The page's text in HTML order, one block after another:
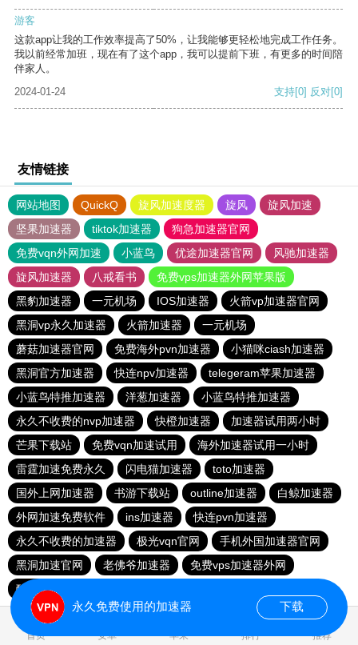
游客
这款app让我的工作效率提高了50%，让我能够更轻松地完成工作任务。
我以前经常加班，现在有了这个app，我可以提前下班，有更多的时间陪
伴家人。
2024-01-24
支持[0] 反对[0]
友情链接
网站地图 QuickQ 旋风加速度器 旋风
旋风加速
坚果加速器
tiktok加速器
狗急加速器官网
免费vqn外网加速
小蓝鸟 优途加速器官网
风驰加速器
旋风加速器
八戒看书
免费vps加速器外网苹果版
黑豹加速器
一元机场 IOS加速器
火箭vp加速器官网
黑洞vp永久加速器
火箭加速器
一元机场
蘑菇加速器官网
免费海外pvn加速器
小猫咪ciash加速器
黑洞官方加速器
快连npv加速器
telegeram苹果加速器
小蓝鸟特推加速器
洋葱加速器
小蓝鸟特推加速器
永久不收费的nvp加速器
快橙加速器
加速器试用两小时
芒果下载站
免费vqn加速试用
海外加速器试用一小时
雷霆加速免费永久
闪电猫加速器
toto加速器
国外上网加速器
书游下载站 outline加速器
白鲸加速器
外网加速免费软件
ins加速器
快连pvn加速器
永久不收费的加速器
极光vqn官网
手机外国加速器官网
黑洞加速官网
老佛爷加速器
免费vps加速器外网
酷通加速器官网
首页 安卓 苹果 排行 推荐
永久免费使用的加速器 下载
1.016056s